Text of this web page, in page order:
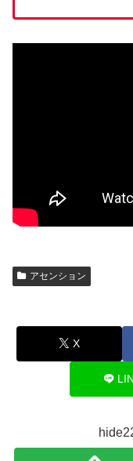
アセンション
X